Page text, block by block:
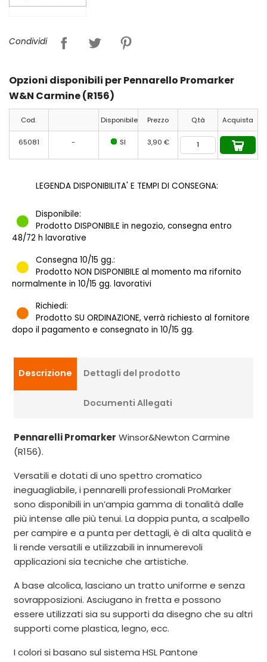
Condividi
Opzioni disponibili per Pennarello Promarker
W&N Carmine (R156)
Cod. Disponibile Prezzo Q.tà Acquista
65081 - SI 3,90 €
LEGENDA DISPONIBILITA' E TEMPI DI CONSEGNA:
Disponibile:
Prodotto DISPONIBILE in negozio, consegna entro
48/72 h lavorative
Consegna 10/15 gg.:
Prodotto NON DISPONIBILE al momento ma rifornito
normalmente in 10/15 gg. lavorativi
Richiedi:
Prodotto SU ORDINAZIONE, verrà richiesto al fornitore
dopo il pagamento e consegnato in 10/15 gg.
Descrizione Dettagli del prodotto
Documenti Allegati
Pennarelli Promarker Winsor&Newton Carmine
(R156).
Versatili e dotati di uno spettro cromatico
ineguagliabile, i pennarelli professionali ProMarker
sono disponibili in un’ampia gamma di tonalità dalle
più intense alle più tenui. La doppia punta, a scalpello
per campire e a punta per dettagli, è di alta qualità e
li rende versatili e utilizzabili in innumerevoli
applicazioni sia tecniche che artistiche.
A base alcolica, lasciano un tratto uniforme e senza
sovrapposizioni. Asciugano in fretta e possono
essere utilizzati sia su supporti da disegno che su altri
supporti come plastica, legno, ecc.
I colori si basano sul sistema HSL Pantone